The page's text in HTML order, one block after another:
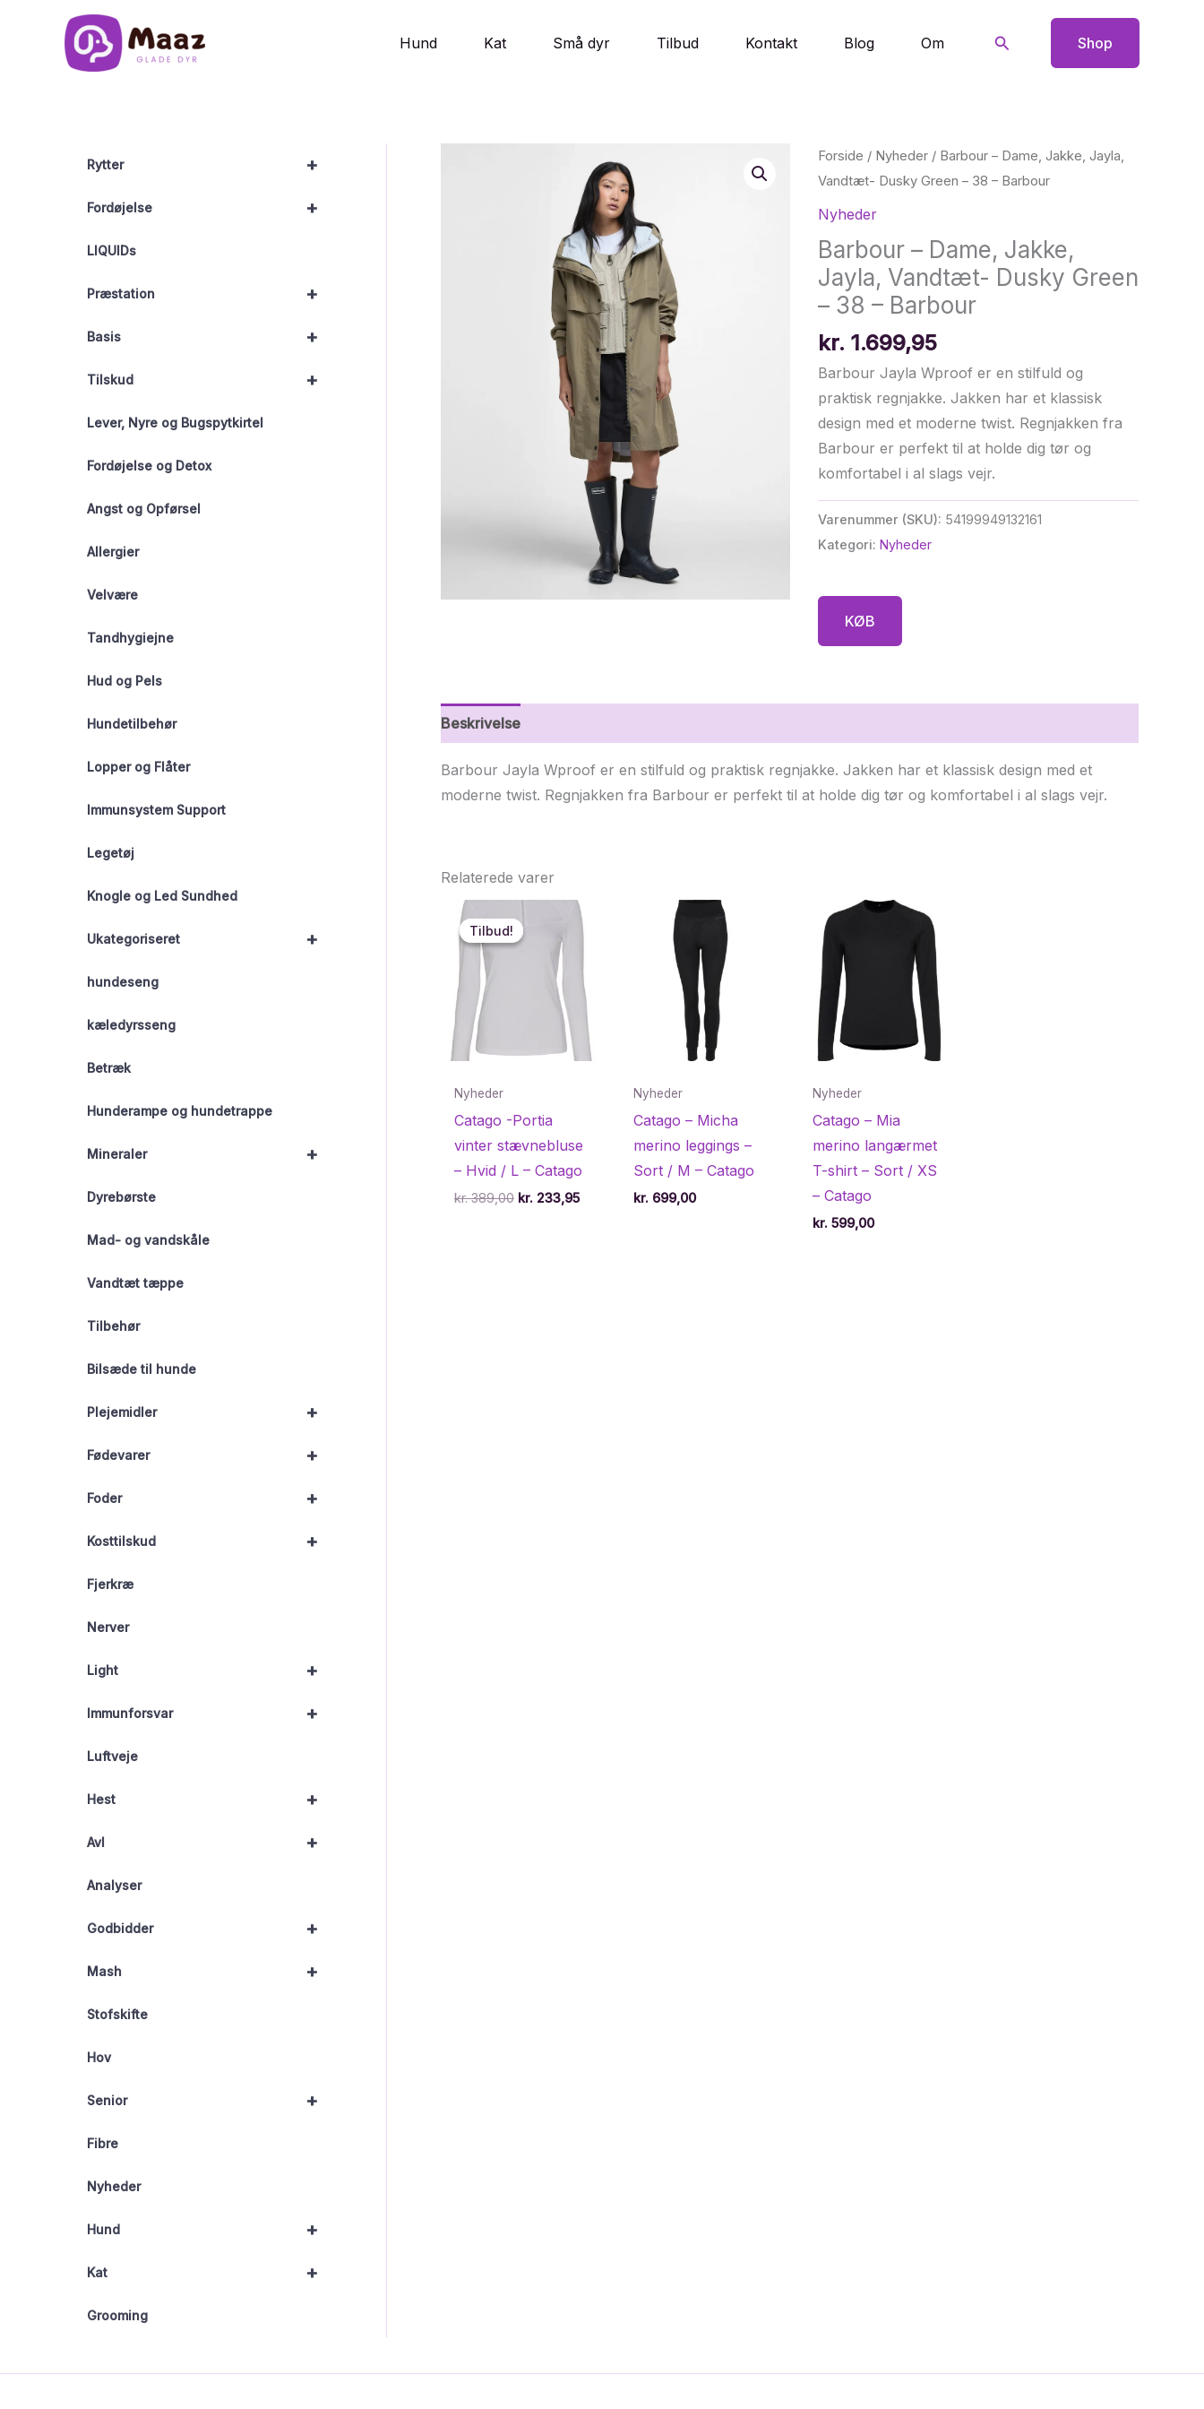
Hund Kat Små dyr Tilbud Kontakt Blog Om Søg Shop
+
Rytter
+
Fordøjelse
LIQUIDs
+
Præstation
+
Basis
+
Tilskud
Lever, Nyre og Bugspytkirtel
Fordøjelse og Detox
Angst og Opførsel
Allergier
Velvære
Tandhygiejne
Hud og Pels
Hundetilbehør
Lopper og Flåter
Immunsystem Support
Legetøj
Knogle og Led Sundhed
+
Ukategoriseret
hundeseng
kæledyrsseng
Betræk
Hunderampe og hundetrappe
+
Mineraler
Dyrebørste
Mad- og vandskåle
Vandtæt tæppe
Tilbehør
Bilsæde til hunde
+
Plejemidler
+
Fødevarer
+
Foder
+
Kosttilskud
Fjerkræ
Nerver
+
Light
+
Immunforsvar
Luftveje
+
Hest
+
Avl
Analyser
+
Godbidder
+
Mash
Stofskifte
Hov
+
Senior
Fibre
Nyheder
+
Hund
+
Kat
Grooming
Forside / Nyheder/ Barbour – Dame, Jakke, Jayla,
Vandtæt- Dusky Green – 38 – Barbour
Nyheder
Barbour – Dame, Jakke,
Jayla, Vandtæt- Dusky Green
– 38 – Barbour
kr. 1.699,95
Barbour Jayla Wproof er en stilfuld og
praktisk regnjakke. Jakken har et klassisk
design med et moderne twist. Regnjakken fra
Barbour er perfekt til at holde dig tør og
komfortabel i al slags vejr.
Varenummer (SKU): 54199949132161
Kategori: Nyheder
KØB
Beskrivelse
Barbour Jayla Wproof er en stilfuld og praktisk regnjakke. Jakken har et klassisk design med et
moderne twist. Regnjakken fra Barbour er perfekt til at holde dig tør og komfortabel i al slags vejr.
Relaterede varer
Tilbud!
Tilbud!
Nyheder
Catago -Portia
vinter stævnebluse
– Hvid / L – Catago
kr.389,00 Den
kr. 233,95Den
Nyheder
Catago – Micha
merino leggings –
Sort / M – Catago
kr.699,00
Nyheder
Catago – Mia
merino langærmet
T-shirt – Sort / XS
– Catago
kr.599,00